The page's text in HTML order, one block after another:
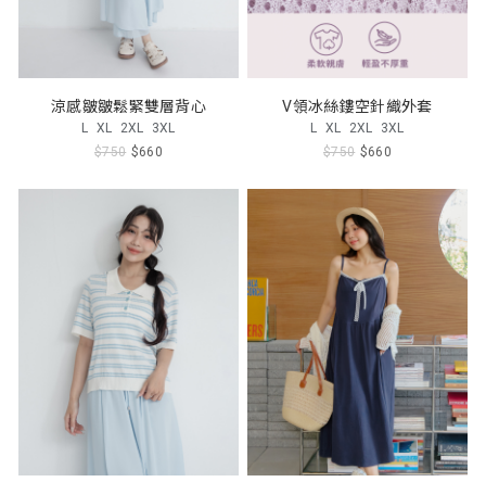
涼感皺皺鬆緊雙層背心
L XL 2XL 3XL
$750 $660
V領冰絲鏤空針織外套
L XL 2XL 3XL
$750 $660